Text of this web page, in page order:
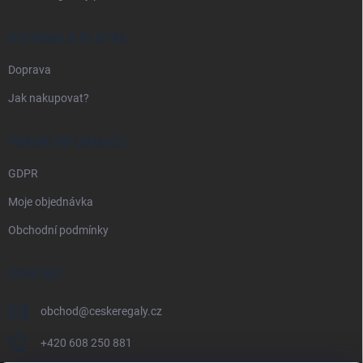
DOPRAVA A PLATBA
Doprava
Jak nakupovat?
PRÁVNÍ INFORMACE
GDPR
Moje objednávka
Obchodní podmínky
KONTAKT
obchod@ceskeregaly.cz
+420 608 250 881